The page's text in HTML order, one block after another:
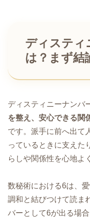
ディスティ
は？まず結
ディスティニーナンバ
を整え、安心できる関
です。派手に前へ出て
っているときに支えた
らしや関係性を心地よ
数秘術における6は、
調和と結びつけて読ま
バーとして6が出る場